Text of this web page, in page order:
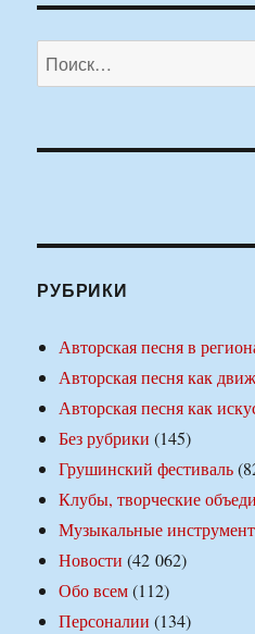
Искать:
РУБРИКИ
Авторская песня в
Авторская песня как
Авторская песня как
Без рубрики (145)
Грушинский фестиваль
Клубы, творческие
Музыкальные
Новости (42 062)
Обо всем(112)
Персоналии (134)